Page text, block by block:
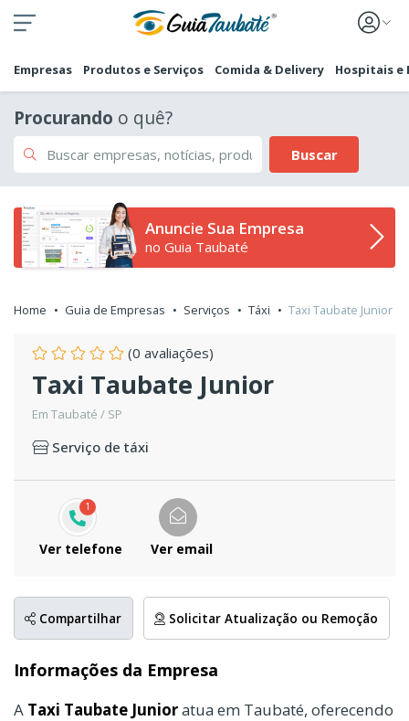
Empresas Produtos e Serviços Comida & Delivery Hospitais e
Procurando o quê?
Buscar
Anuncie Sua Empresa
no Guia Taubaté
Home Guia de Empresas Serviços Táxi Taxi Taubate Junior
(0 avaliações)
Taxi Taubate Junior
Em Taubaté / SP
Serviço de táxi
1
Ver telefone Ver email
Compartilhar Solicitar Atualização ou Remoção
Informações da Empresa
A Taxi Taubate Junioratua em Taubaté, oferecendo